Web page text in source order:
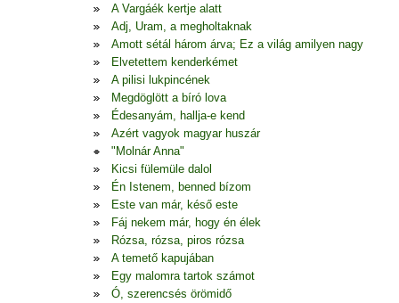
A Vargáék kertje alatt
Adj, Uram, a megholtaknak
Amott sétál három árva; Ez a világ amilyen nagy
Elvetettem kenderkémet
A pilisi lukpincének
Megdöglött a bíró lova
Édesanyám, hallja-e kend
Azért vagyok magyar huszár
"Molnár Anna"
Kicsi fülemüle dalol
Én Istenem, benned bízom
Este van már, késő este
Fáj nekem már, hogy én élek
Rózsa, rózsa, piros rózsa
A temető kapujában
Egy malomra tartok számot
Ó, szerencsés örömidő